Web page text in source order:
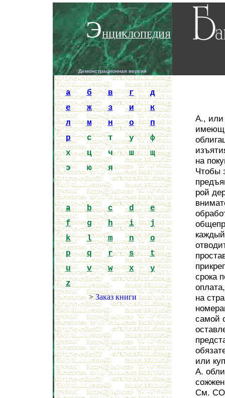
ЭНЦИКЛОПЕДИЯ
Демонстрационная версия
a б в г
д
е
ж з и
к
л
м н о
п
р
с т у
ф
х
ц ч ш
щ
э
ю я
a b c d
e
f
g h i
j
k
l m n
o
p
q r s
t
u
v w x
y
z
>Заказ книги
А., или
на
Чтобы
рой
срока
на
самой
или
А.
См.